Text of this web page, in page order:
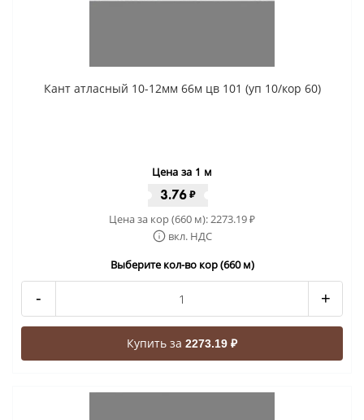
Кант атласный 10-12мм 66м цв 101 (уп 10/кор 60)
Цена за 1 м
3.76₽
Цена за кор (660 м):2273.19₽
вкл. НДС
Выберите кол-во кор (660 м)
- +
Купить за 2273.19 ₽